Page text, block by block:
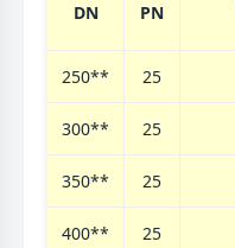
DN PN
250** 25
300** 25
350** 25
400** 25